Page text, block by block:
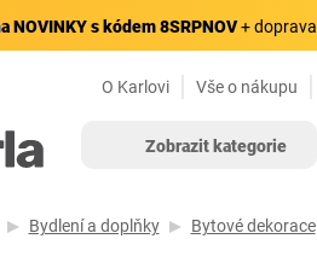
NOVINKY s kódem 8SRPNOV+
O Karlovi Vše o nákupu
Zobrazit kategorie
Bydlení a doplňky Bytové dekorace